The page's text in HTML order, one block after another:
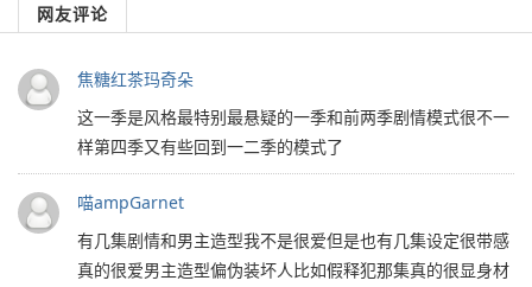
网友评论
焦糖红茶玛奇朵
这一季是风格最特别最悬疑的一季和前两季剧情模式很不一
样第四季又有些回到一二季的模式了
喵ampGarnet
有几集剧情和男主造型我不是很爱但是也有几集设定很带感
真的很爱男主造型偏伪装坏人比如假释犯那集真的很显身材